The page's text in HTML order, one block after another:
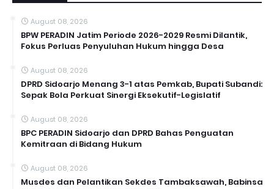
August 08, 2026
BPW PERADIN Jatim Periode 2026-2029 Resmi Dilantik,
Fokus Perluas Penyuluhan Hukum hingga Desa
August 08, 2026
DPRD Sidoarjo Menang 3-1 atas Pemkab, Bupati Subandi:
Sepak Bola Perkuat Sinergi Eksekutif-Legislatif
August 08, 2026
BPC PERADIN Sidoarjo dan DPRD Bahas Penguatan
Kemitraan di Bidang Hukum
August 08, 2026
Musdes dan Pelantikan Sekdes Tambaksawah, Babinsa